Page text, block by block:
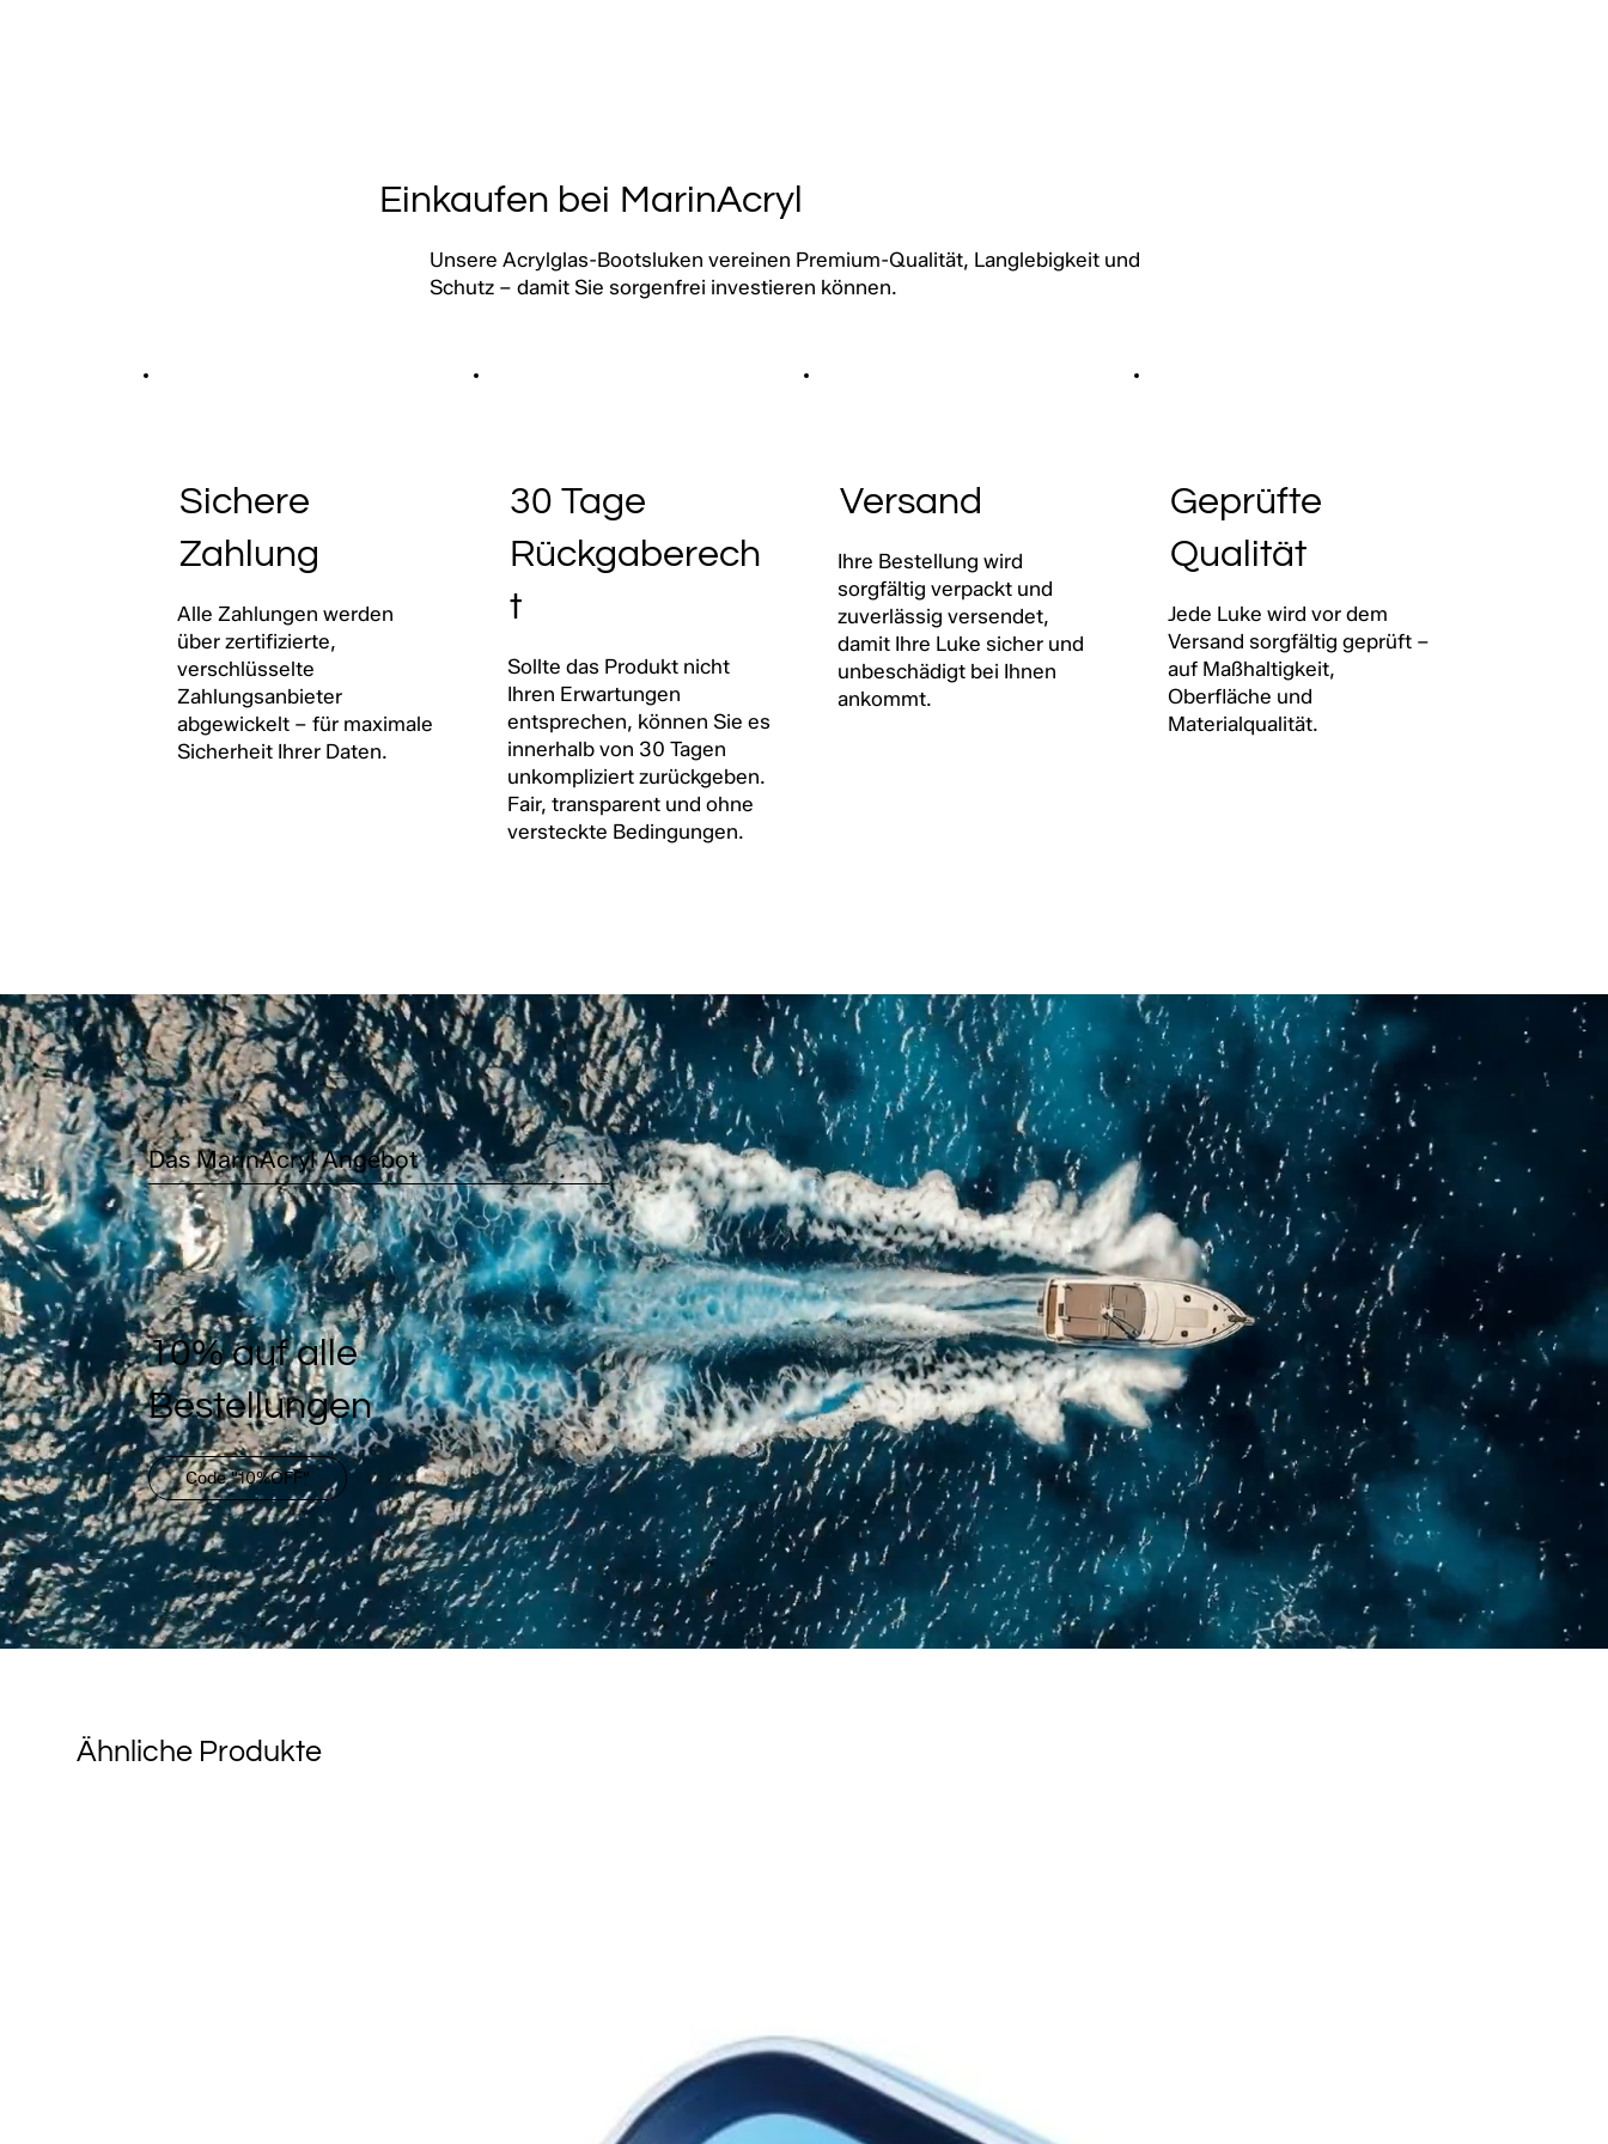
Einkaufen bei MarinAcryl
Unsere Acrylglas-Bootsluken vereinen Premium-Qualität, Langlebigkeit und
Schutz – damit Sie sorgenfrei investieren können.
Sichere
Zahlung
Alle Zahlungen werden
über zertifizierte,
verschlüsselte
Zahlungsanbieter
abgewickelt – für maximale
Sicherheit Ihrer Daten.
30 Tage
Rückgaberech
t
Sollte das Produkt nicht
Ihren Erwartungen
entsprechen, können Sie es
innerhalb von 30 Tagen
unkompliziert zurückgeben.
Fair, transparent und ohne
versteckte Bedingungen.
Versand
Ihre Bestellung wird
sorgfältig verpackt und
zuverlässig versendet,
damit Ihre Luke sicher und
unbeschädigt bei Ihnen
ankommt.
Geprüfte
Qualität
Jede Luke wird vor dem
Versand sorgfältig geprüft –
auf Maßhaltigkeit,
Oberfläche und
Materialqualität.
Das MarinAcryl Angebot
10% auf alle
Bestellungen
Code "10%OFF"
Ähnliche Produkte